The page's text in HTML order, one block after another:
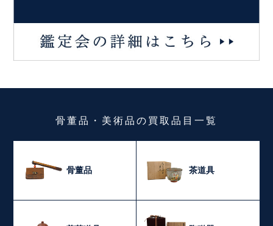
骨董品・美術品の買取品目一覧
骨董品 茶道具